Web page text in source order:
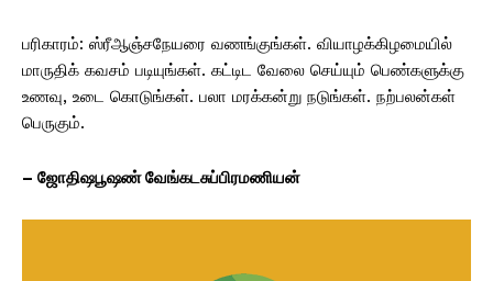
பரிகாரம்: ஸ்ரீஆஞ்சநேயரை வணங்குங்கள். வியாழக்கிழமையில்
மாருதிக் கவசம் படியுங்கள். கட்டிட வேலை செய்யும் பெண்களுக்கு
உணவு, உடை கொடுங்கள். பலா மரக்கன்று நடுங்கள். நற்பலன்கள்
பெருகும்.
– ஜோதிஷபூஷண் வேங்கடசுப்பிரமணியன்